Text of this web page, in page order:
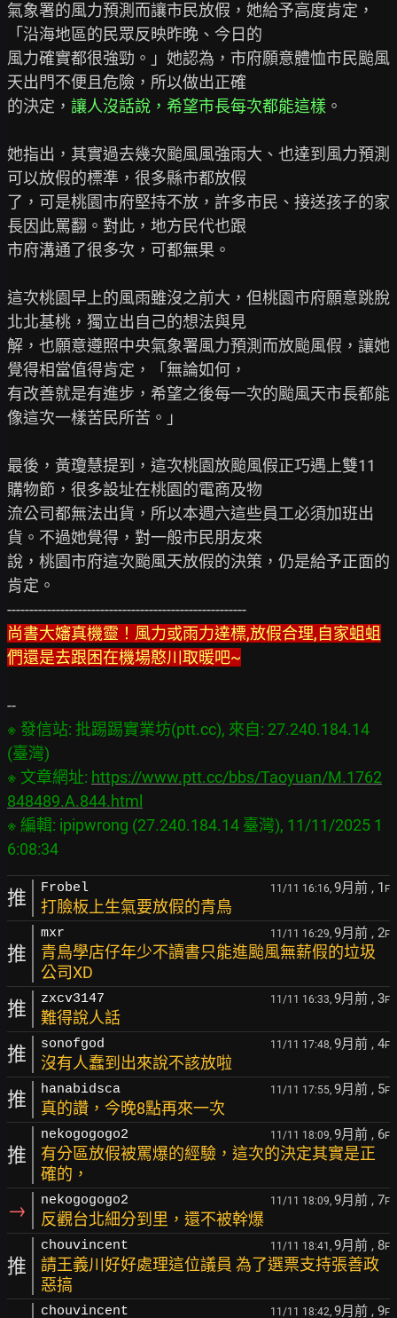
氣象署的風力預測而讓市民放假，她給予高度肯定，
「沿海地區的民眾反映昨晚、今日的
風力確實都很強勁。」她認為，市府願意體恤市民颱風
天出門不便且危險，所以做出正確
的決定， 讓人沒話說，希望市長每次都能這樣 。
她指出，其實過去幾次颱風風強雨大、也達到風力預測
可以放假的標準，很多縣市都放假
了，可是桃園市府堅持不放，許多市民、接送孩子的家
長因此罵翻。對此，地方民代也跟
市府溝通了很多次，可都無果。
這次桃園早上的風雨雖沒之前大，但桃園市府願意跳脫
北北基桃，獨立出自己的想法與見
解，也願意遵照中央氣象署風力預測而放颱風假，讓她
覺得相當值得肯定，「無論如何，
有改善就是有進步，希望之後每一次的颱風天市長都能
像這次一樣苦民所苦。」
最後，黃瓊慧提到，這次桃園放颱風假正巧遇上雙11
購物節，很多設址在桃園的電商及物
流公司都無法出貨，所以本週六這些員工必須加班出
貨。不過她覺得，對一般市民朋友來
說，桃園市府這次颱風天放假的決策，仍是給予正面的
肯定。
尚書大嬸真機靈！風力或雨力達標,放假合理,自家蛆蛆
們還是去跟困在機場憨川取暖吧~
※ 發信站: 批踢踢實業坊(ptt.cc), 來自: 27.240.184.14
(臺灣)
※ 文章網址: https://www.ptt.cc/bbs/Taoyuan/M.1762
848489.A.844.html
※ 編輯: ipipwrong (27.240.184.14 臺灣), 11/11/2025 1
推 Frobel 11/11 16:16, 9月前 , 1 F
打臉板上生氣要放假的青鳥
推
mxr 11/11 16:29, 9月前 , 2F
青鳥學店仔年少不讀書只能進颱風無薪假的垃圾
公司XD
推 zxcv3147 11/11 16:33, 9月前 , 3F
難得說人話
推 sonofgod 11/11 17:48, 9月前 , 4F
沒有人蠢到出來說不該放啦
推 hanabidsca 11/11 17:55, 9月前 , 5F
真的讚，今晚8點再來一次
推
nekogogogo2 11/11 18:09, 9月前 , 6F
有分區放假被罵爆的經驗，這次的決定其實是正
確的，
→ nekogogogo2 11/11 18:09, 9月前 , 7F
反觀台北細分到里，還不被幹爆
推
chouvincent 11/11 18:41, 9月前 , 8F
請王義川好好處理這位議員 為了選票支持張善政
惡搞
chouvincent 11/11 18:42, 9月前 , 9F